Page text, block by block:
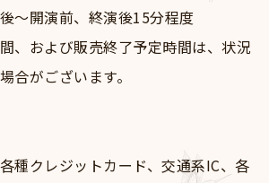
～開演前、終演後15分程度
、および販売終了予定時間は、状況
合がございます。
種クレジットカード、交通系IC、各